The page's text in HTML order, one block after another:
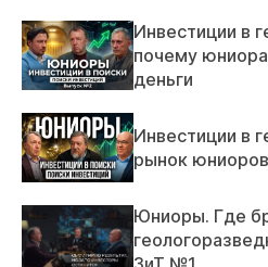
Инвестиции в
почему
деньги
Инвестиции в
рынок
Юниоры. Где